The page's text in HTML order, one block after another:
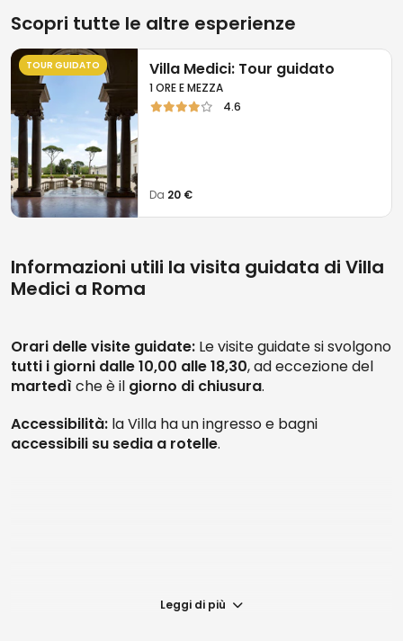
animati dafontanee unmonumentale ninfeo
Le devastazioni del periodo barbarico, conseguenti
alla caduta dell’impero fecero si che questo luogo fu
abbandonato fino al ‘500quando la villa fu
acquistata dalla famiglia Crescenzi
1576quando la Villa passò al
de Medici, che la villa assunse le fattezze per cui la
possiamo ammirare ancor oggi, divenendo uno dei
luoghi più alla moda della Roma rinascimentale
visita guidataprevede un itinerario sia all’interno del
giardino all’italianaantistante alla villa, da cui si
potrai ammirare un
incantevole panorama
Scopri tutte le altre esperienze
TOUR GUIDATO Villa Medici: Tour guidato
1 ORE E MEZZA
4.6
Da 20 €
Informazioni utili la visita guidata di Villa
Medici a Roma
Orari delle visite guidate: Le visite guidate si svolgono
tutti i giorni dalle 10,00 alle 18,30, ad eccezione del
martedì che è il giorno di chiusura.
Accessibilità: la Villa ha un ingresso e bagni
accessibili su sedia a rotelle.
Leggi di più